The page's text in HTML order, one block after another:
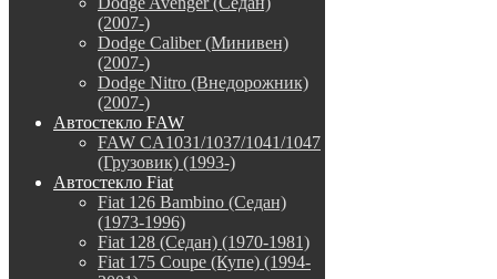
(2007-)
Dodge Caliber (Минивен)
(2007-)
Dodge Nitro (Внедорожник)
(2007-)
Автостекло FAW
FAW CA1031/1037/1041/1047
(Грузовик) (1993-)
Автостекло Fiat
Fiat 126 Bambino (Седан)
(1973-1996)
Fiat 128 (Седан) (1970-1981)
Fiat 175 Coupe (Купе) (1994-